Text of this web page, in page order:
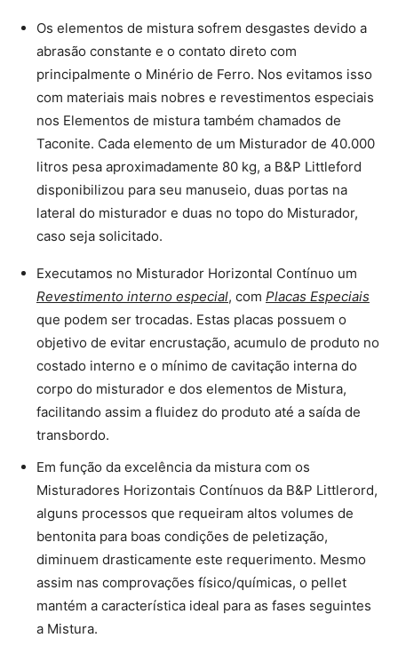
Os elementos de mistura sofrem desgastes devido a
abrasão constante e o contato direto com
principalmente o Minério de Ferro. Nos evitamos isso
com materiais mais nobres e revestimentos especiais
nos Elementos de mistura também chamados de
Taconite. Cada elemento de um Misturador de 40.000
litros pesa aproximadamente 80 kg, a B&P Littleford
disponibilizou para seu manuseio, duas portas na
lateral do misturador e duas no topo do Misturador,
caso seja solicitado.
Executamos no Misturador Horizontal Contínuo um
Revestimento interno especial, com Placas Especiais
que podem ser trocadas. Estas placas possuem o
objetivo de evitar encrustação, acumulo de produto no
costado interno e o mínimo de cavitação interna do
corpo do misturador e dos elementos de Mistura,
facilitando assim a fluidez do produto até a saída de
transbordo.
Em função da excelência da mistura com os
Misturadores Horizontais Contínuos da B&P Littlerord,
alguns processos que requeiram altos volumes de
bentonita para boas condições de peletização,
diminuem drasticamente este requerimento. Mesmo
assim nas comprovações físico/químicas, o pellet
mantém a característica ideal para as fases seguintes
a Mistura.